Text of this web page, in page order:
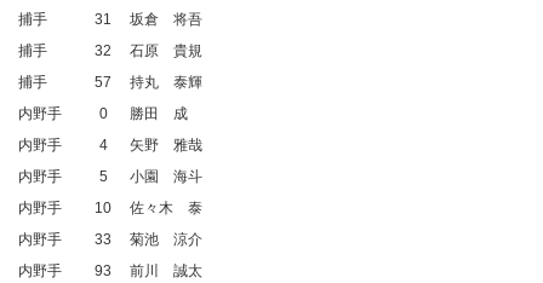
捕手
31
坂倉 将吾
捕手
32
石原 貴規
捕手
57
持丸 泰輝
内野手
0
勝田 成
内野手
4
矢野 雅哉
内野手
5
小園 海斗
内野手
10
佐々木 泰
内野手
33
菊池 涼介
内野手
93
前川 誠太